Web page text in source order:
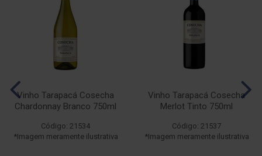
Vinho Tarapacá Cosecha
Chardonnay Branco 750ml
Código: 21534
*Imagem meramente ilustrativa
Vinho Tarapacá Cosecha
Merlot Tinto 750ml
Código: 21537
*Imagem meramente ilustrativa